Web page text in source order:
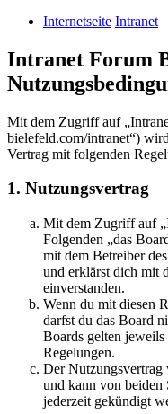
Internetseite Intranet
Intranet Forum
Mit dem Zugriff auf
bielefeld.com/intranet“)
Vertrag mit folgenden
1. Nutzungsvertrag
Mit dem Zugriff auf
Folgenden „das
mit dem Betreiber
und erklärst dich mit
einverstanden.
Wenn du mit diesen
darfst du das Board
Boards gelten
Regelungen.
Der Nutzungsvertrag
und kann von beiden
jederzeit gekündigt